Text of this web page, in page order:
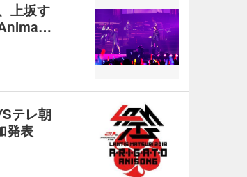
上坂す
Anima…
テレ朝
発表